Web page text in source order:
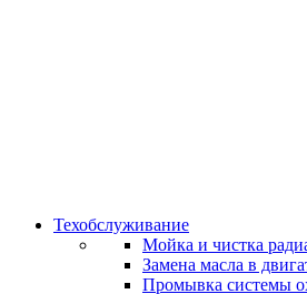
Техобслуживание
Мойка и чистка
Замена масла в
Промывка системы